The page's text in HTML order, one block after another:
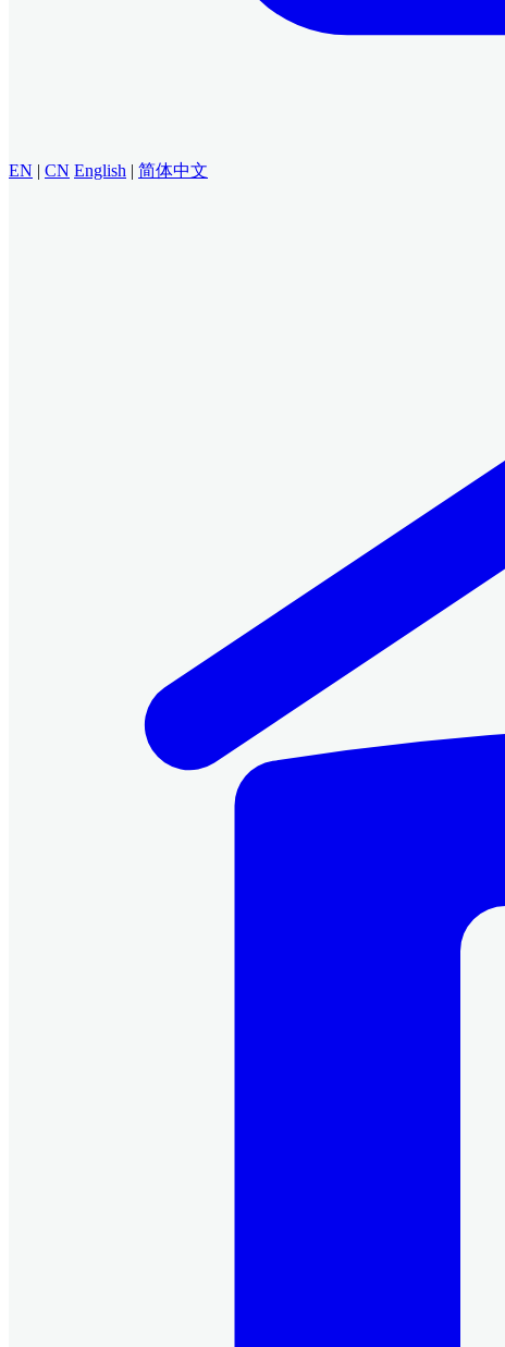
EN | CN English | 简体中文